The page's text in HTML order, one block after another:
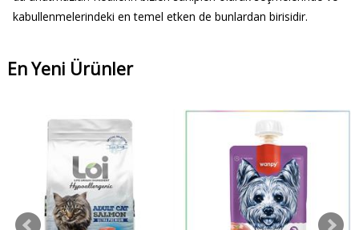
kabullenmelerindeki en temel etken de bunlardan birisidir.
En Yeni Ürünler